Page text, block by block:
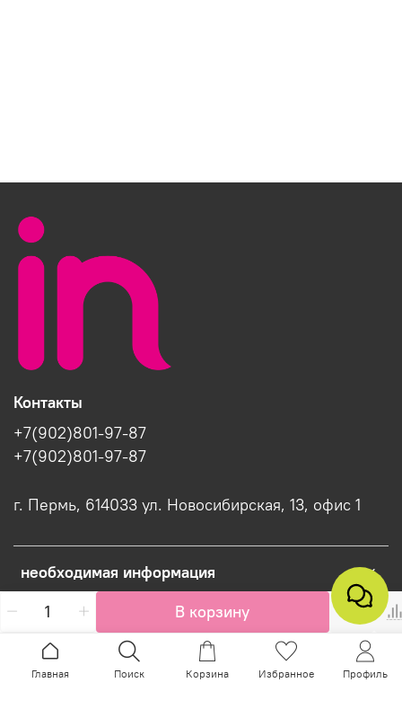
В корзину
необходимая информация
Контакты
+7(902)801-97-87
+7(902)801-97-87
г. Пермь, 614033 ул. Новосибирская, 13, офис 1
Интернет-магазин создан на InSales
Главная Поиск Корзина Избранное Профиль